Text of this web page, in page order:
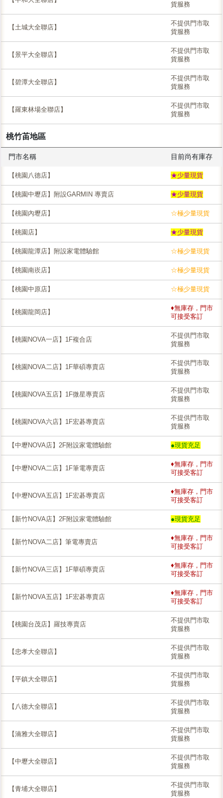
貨服務
【土城大全聯店】
不提供門市取
貨服務
【景平大全聯店】
不提供門市取
貨服務
【碧潭大全聯店】
不提供門市取
貨服務
【羅東林場全聯店】
不提供門市取
貨服務
桃竹苖地區
門市名稱 目前尚有庫存
【桃園八德店】 ★少量現貨
【桃園中壢店】附設GARMIN 專賣店 ★少量現貨
【桃園內壢店】 ☆極少量現貨
【桃園店】 ★少量現貨
【桃園龍潭店】附設家電體驗館 ☆極少量現貨
【桃園南崁店】 ☆極少量現貨
【桃園中原店】 ☆極少量現貨
【桃園龍岡店】
♦無庫存，門市
可接受客訂
【桃園NOVA一店】1F複合店
不提供門市取
貨服務
【桃園NOVA二店】1F華碩專賣店
不提供門市取
貨服務
【桃園NOVA五店】1F微星專賣店
不提供門市取
貨服務
【桃園NOVA六店】1F宏碁專賣店
不提供門市取
貨服務
【中壢NOVA店】2F附設家電體驗館 ●現貨充足
【中壢NOVA二店】1F筆電專賣店
♦無庫存，門市
可接受客訂
【中壢NOVA五店】1F宏碁專賣店
♦無庫存，門市
可接受客訂
【新竹NOVA店】2F附設家電體驗館 ●現貨充足
【新竹NOVA二店】筆電專賣店
♦無庫存，門市
可接受客訂
【新竹NOVA三店】1F華碩專賣店
♦無庫存，門市
可接受客訂
【新竹NOVA五店】1F宏碁專賣店
♦無庫存，門市
可接受客訂
【桃園台茂店】羅技專賣店
不提供門市取
貨服務
【忠孝大全聯店】
不提供門市取
貨服務
【平鎮大全聯店】
不提供門市取
貨服務
【八德大全聯店】
不提供門市取
貨服務
【湳雅大全聯店】
不提供門市取
貨服務
【中壢大全聯店】
不提供門市取
貨服務
【青埔大全聯店】
不提供門市取
貨服務